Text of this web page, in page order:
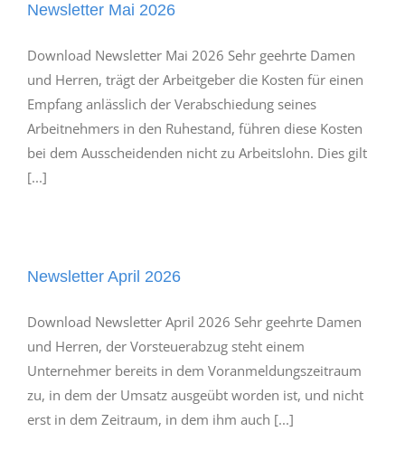
Newsletter Mai 2026
Download Newsletter Mai 2026 Sehr geehrte Damen
und Herren, trägt der Arbeitgeber die Kosten für einen
Empfang anlässlich der Verabschiedung seines
Arbeitnehmers in den Ruhestand, führen diese Kosten
bei dem Ausscheidenden nicht zu Arbeitslohn. Dies gilt
[...]
Newsletter April 2026
Download Newsletter April 2026 Sehr geehrte Damen
und Herren, der Vorsteuerabzug steht einem
Unternehmer bereits in dem Voranmeldungszeitraum
zu, in dem der Umsatz ausgeübt worden ist, und nicht
erst in dem Zeitraum, in dem ihm auch [...]